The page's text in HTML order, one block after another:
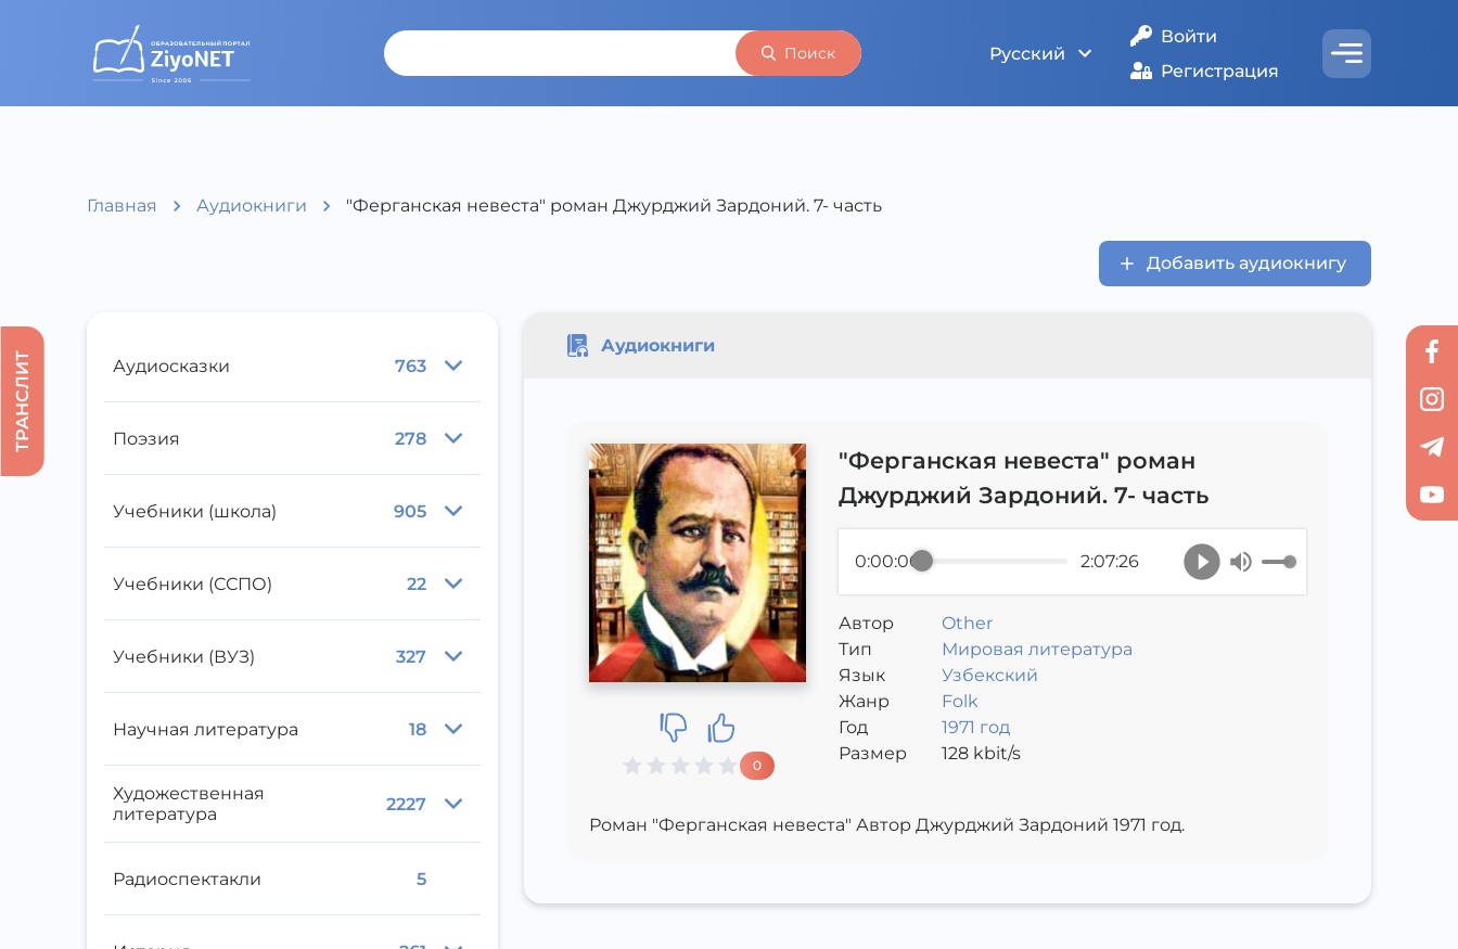
Поиск Русский
Войти
Регистрация
Главная Аудиокниги "Ферганская невеста" роман Джурджий Зардоний. 7- часть
Добавить аудиокнигу
Аудиосказки 763
Поэзия 278
Учебники (школа) 905
Учебники (ССПО) 22
Учебники (ВУЗ) 327
Научная литература 18
Художественная
литература
2227
Радиоспектакли 5
Аудиокниги
0
"Ферганская невеста" роман
Джурджий Зардоний. 7- часть
0:00:00 2:07:26
Автор
Other
Тип
Мировая литература
Язык
Узбекский
Жанр
Folk
Год
1971 год
Размер
128kbit/s
Роман "Ферганская невеста" Автор Джурджий Зардоний 1971 год.
ТРАНСЛИТ